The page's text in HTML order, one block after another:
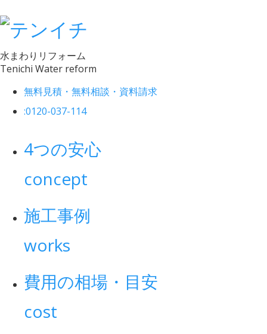
水まわりリフォーム
Tenichi Water reform
無料見積・無料相談・資料請求
:0120-037-114
4つの安心
concept
施工事例
works
費用の相場・目安
cost